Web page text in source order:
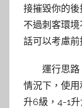
接摧毀你的後
不過刺客環
話可以考慮前
運行思
情況下，使
升6級，4-1升